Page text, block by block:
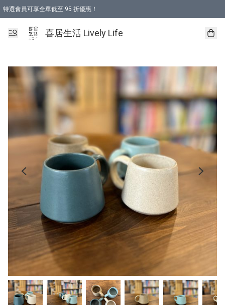
特選會員可享全單低至 95 折優惠！
購物折後滿$600免運費優惠 (減價貨品除外）
購物折後滿$320 即可免費於「順豐站」或「順豐智能櫃」自提點取貨 （冷凍食品
喜居生活 Lively Life